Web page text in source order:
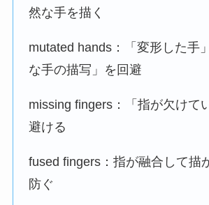
然な手を描く
mutated hands：「変形した手
な手の描写」を回避
missing fingers：「指が欠けて
避ける
fused fingers：指が融合して描
防ぐ